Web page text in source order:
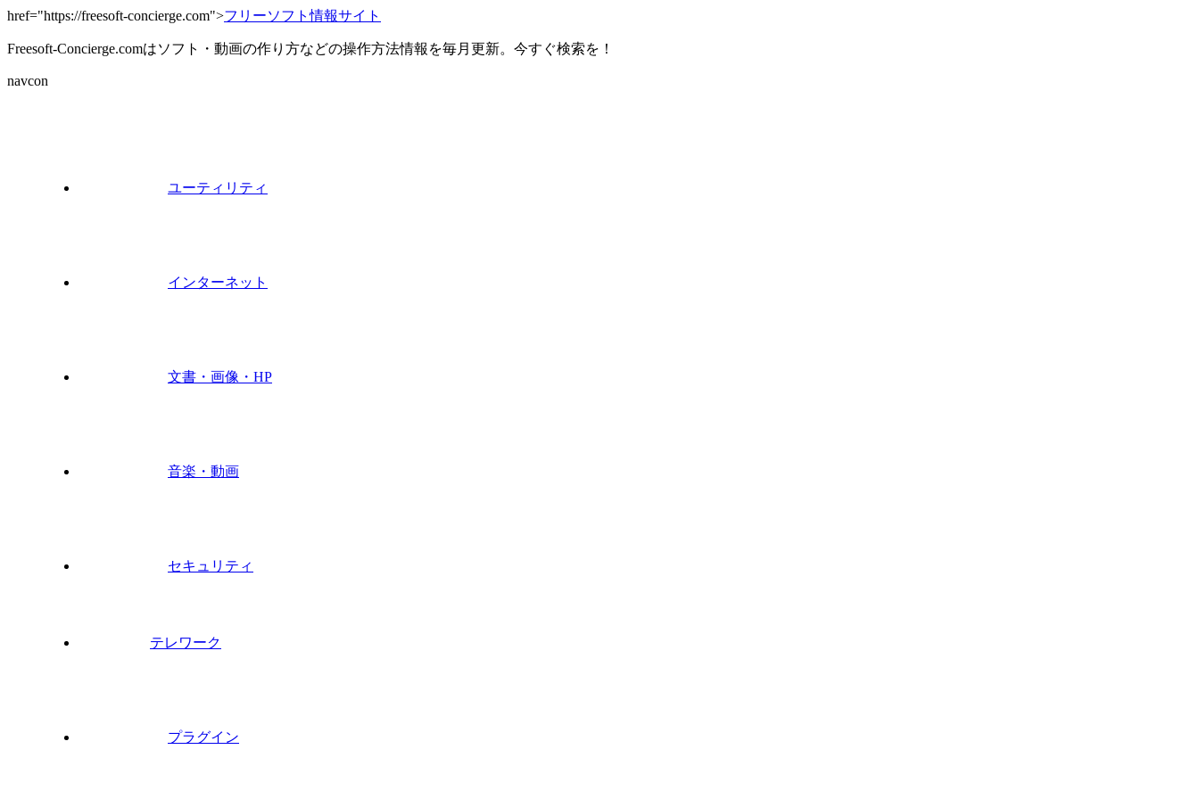
href="https://freesoft-concierge.com">フリーソフト情報サイト
Freesoft-Concierge.comはソフト・動画の作り方などの操作方法情報を毎月更新。今すぐ検索を！
navcon
ユーティリティ
インターネット
文書・画像・HP
音楽・動画
セキュリティ
テレワーク
プラグイン